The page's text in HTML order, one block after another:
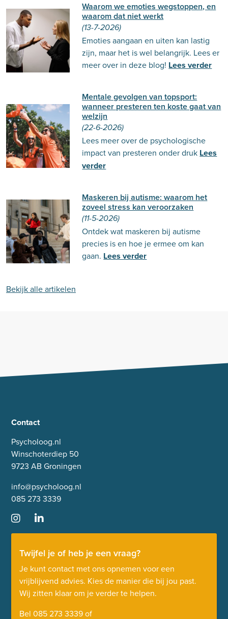
Waarom we emoties wegstoppen, en
waarom dat niet werkt
(13-7-2026)
Emoties aangaan en uiten kan lastig
zijn, maar het is wel belangrijk. Lees er
meer over in deze blog! Lees verder
Mentale gevolgen van topsport:
wanneer presteren ten koste gaat van
welzijn
(22-6-2026)
Lees meer over de psychologische
impact van presteren onder druk Lees
verder
Maskeren bij autisme: waarom het
zoveel stress kan veroorzaken
(11-5-2026)
Ontdek wat maskeren bij autisme
precies is en hoe je ermee om kan
gaan. Lees verder
Bekijk alle artikelen
Contact
Psycholoog.nl
Winschoterdiep 50
9723 AB Groningen
info@psycholoog.nl
085 273 3339
Twijfel je of heb je een vraag?
Je kunt contact met ons opnemen voor een
vrijblijvend advies. Kies de manier die bij jou past.
Wij zitten klaar om je verder te helpen.
Bel 085 273 3339of